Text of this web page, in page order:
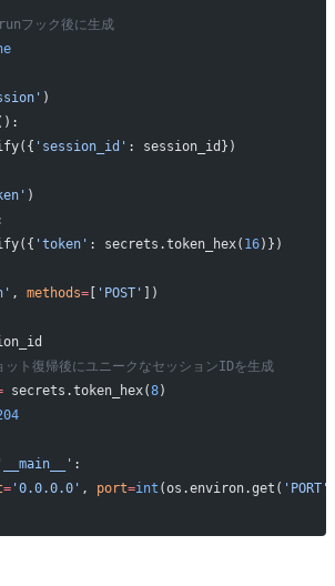
フック後に生成
)
'session_id' : session_id})
)
'token' : secrets.token_hex( 16)})
, methods=[ 'POST'
])
ト復帰後にユニークなセッションIDを生成
secrets.token_hex(8)
:
='0.0.0.0' , port=int (os.environ.get( 'PORT'